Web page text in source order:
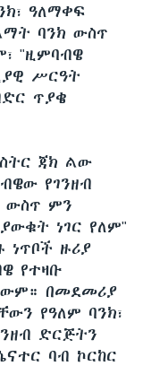
ዓለማቀፍ
ባንክ ውስጥ
"ዚምባብዌ
ሥርዓት
ጥያቄ
ጃክ ልው
የገንዘብ
ውስጥ ምን
ነገር የለም"
ነጥቦች ዙሪያ
የተዛቡ
በመደመሪያ
የዓለም ባንክ፣
ድርጅትን
ባብ ኮርከር